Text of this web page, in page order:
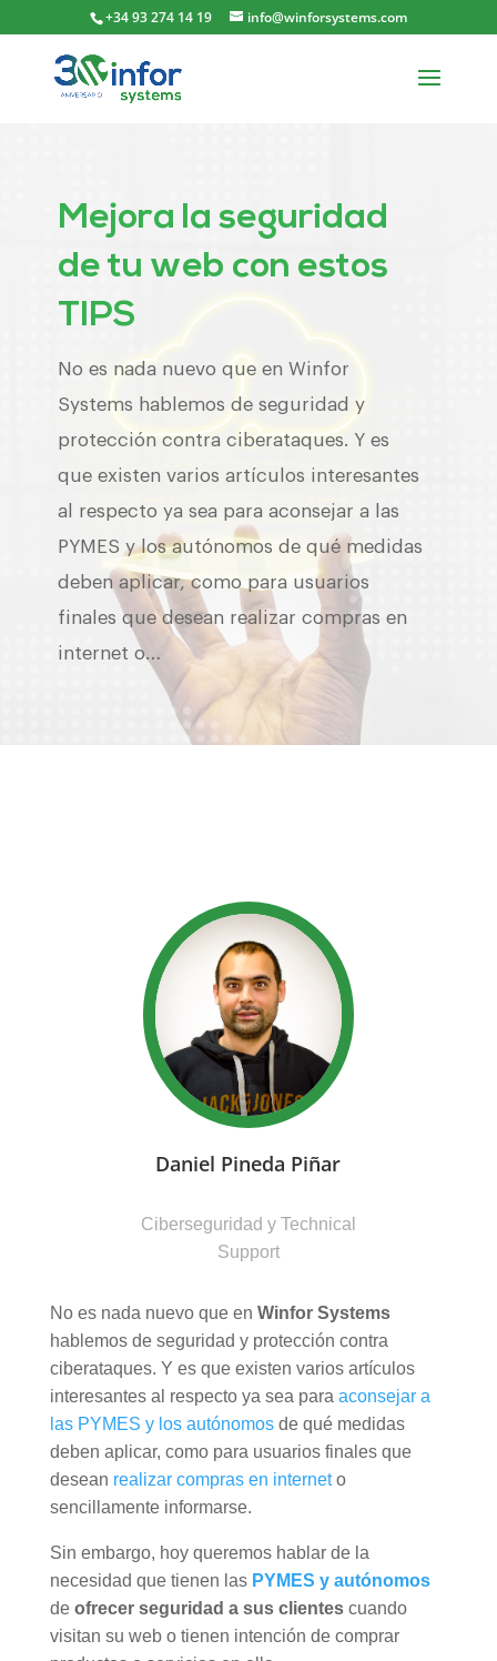
+34 93 274 14 19 info@winforsystems.com
Mejora la seguridad
de tu web con estos
TIPS
No es nada nuevo que en Winfor
Systems hablemos de seguridad y
protección contra ciberataques. Y es
que existen varios artículos interesantes
al respecto ya sea para aconsejar a las
PYMES y los autónomos de qué medidas
deben aplicar, como para usuarios
finales que desean realizar compras en
internet o…
Daniel Pineda Piñar
Ciberseguridad y Technical
Support
No es nada nuevo que en Winfor Systems
hablemos de seguridad y protección contra
ciberataques. Y es que existen varios artículos
interesantes al respecto ya sea para aconsejar a
las PYMES y los autónomosde qué medidas
deben aplicar, como para usuarios finales que
desean realizar compras en interneto
sencillamente informarse.
Sin embargo, hoy queremos hablar de la
necesidad que tienen lasPYMES y autónomos
de ofrecer seguridad a sus clientescuando
visitan su web o tienen intención de comprar